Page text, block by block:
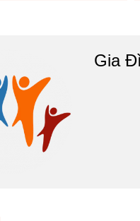
Gia